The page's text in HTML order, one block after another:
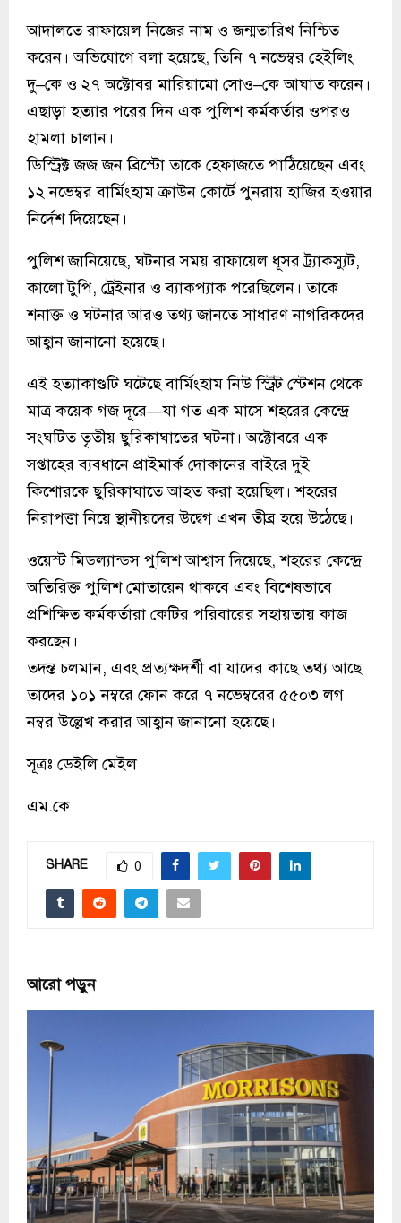
আদালতে রাফায়েল নিজের নাম ও জন্মতারিখ নিশ্চিত
করেন। অভিযোগে বলা হয়েছে, তিনি ৭ নভেম্বর হেইলিং
দু–কে ও ২৭ অক্টোবর মারিয়ামো সোও–কে আঘাত করেন।
এছাড়া হত্যার পরের দিন এক পুলিশ কর্মকর্তার ওপরও
হামলা চালান।
ডিস্ট্রিক্ট জজ জন ব্রিস্টো তাকে হেফাজতে পাঠিয়েছেন এবং
১২ নভেম্বর বার্মিংহাম ক্রাউন কোর্টে পুনরায় হাজির হওয়ার
নির্দেশ দিয়েছেন।
পুলিশ জানিয়েছে, ঘটনার সময় রাফায়েল ধূসর ট্র্যাকস্যুট,
কালো টুপি, ট্রেইনার ও ব্যাকপ্যাক পরেছিলেন। তাকে
শনাক্ত ও ঘটনার আরও তথ্য জানতে সাধারণ নাগরিকদের
আহ্বান জানানো হয়েছে।
এই হত্যাকাণ্ডটি ঘটেছে বার্মিংহাম নিউ স্ট্রিট স্টেশন থেকে
মাত্র কয়েক গজ দূরে—যা গত এক মাসে শহরের কেন্দ্রে
সংঘটিত তৃতীয় ছুরিকাঘাতের ঘটনা। অক্টোবরে এক
সপ্তাহের ব্যবধানে প্রাইমার্ক দোকানের বাইরে দুই
কিশোরকে ছুরিকাঘাতে আহত করা হয়েছিল। শহরের
নিরাপত্তা নিয়ে স্থানীয়দের উদ্বেগ এখন তীব্র হয়ে উঠেছে।
ওয়েস্ট মিডল্যান্ডস পুলিশ আশ্বাস দিয়েছে, শহরের কেন্দ্রে
অতিরিক্ত পুলিশ মোতায়েন থাকবে এবং বিশেষভাবে
প্রশিক্ষিত কর্মকর্তারা কেটির পরিবারের সহায়তায় কাজ
করছেন।
তদন্ত চলমান, এবং প্রত্যক্ষদর্শী বা যাদের কাছে তথ্য আছে
তাদের ১০১ নম্বরে ফোন করে ৭ নভেম্বরের ৫৫০৩ লগ
নম্বর উল্লেখ করার আহ্বান জানানো হয়েছে।
সূত্রঃ ডেইলি মেইল
এম.কে
SHARE 0
আরো পড়ুন